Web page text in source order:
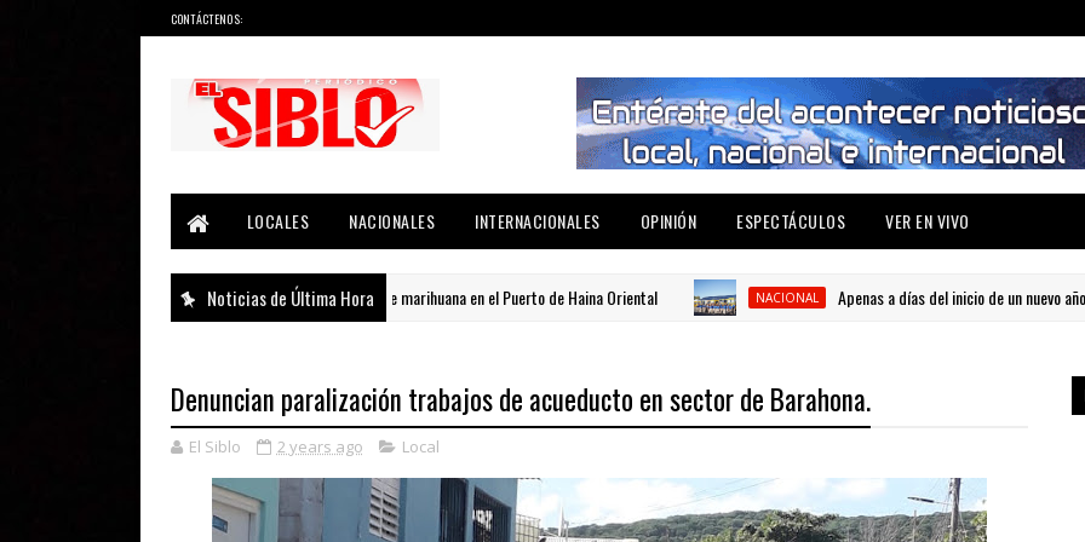
CONTÁCTENOS:
LOCALES
NACIONALES INTERNACIONALES OPINIÓN ESPECTÁCULOS VER EN VIVO
Noticias de Última Hora
DNCD incauta 41 paquetes de marihuana en el Puerto de Haina Oriental NACIONAL Apenas a días del inicio de un nuevo año
Denuncian paralización trabajos de acueducto en sector de Barahona.
El Siblo 2 years ago Local